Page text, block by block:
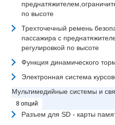
по высоте
Трехточечный ремень
пассажира с
регулировкой по высоте
Функция динамического
Электронная система
Мультимедийные системы и
8 опций
Разъем для SD - карты